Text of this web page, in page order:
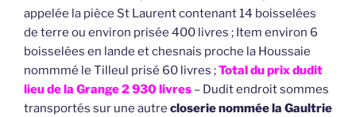
appelée la pièce St Laurent contenant 14 boisselées
de terre ou environ prisée 400 livres ; Item environ 6
boisselées en lande et chesnais proche la Houssaie
nommmé le Tilleul prisé 60 livres ;Total du prix dudit
lieu de la Grange 2 930 livres – Dudit endroit sommes
transportés sur une autre closerie nommée la Gaultrie